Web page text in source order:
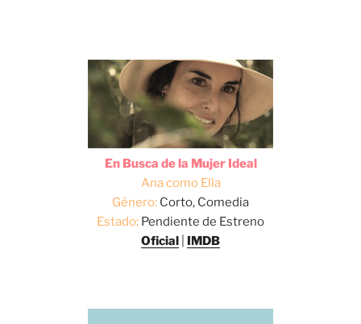
En Busca de la Mujer Ideal
Ana como Ella
Género: Corto, Comedia
Estado: Pendiente de Estreno
Oficial
IMDB